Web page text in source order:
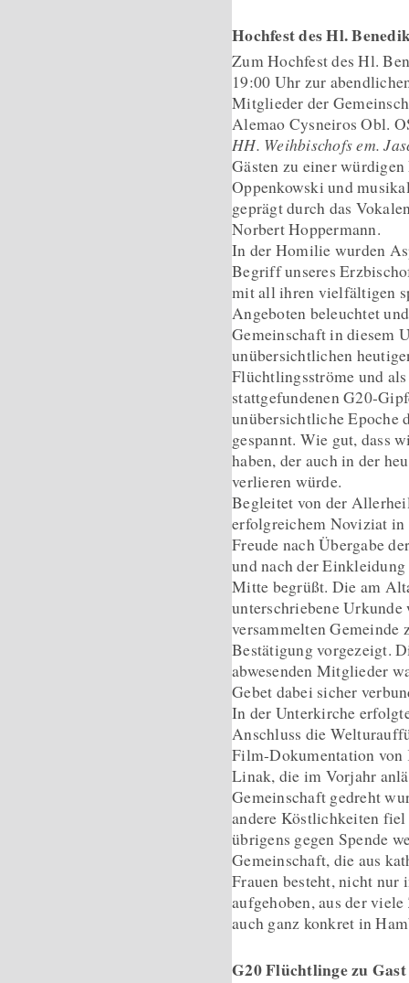
Hochfest des Hl.
Zum Hochfest des Hl.
19:00 Uhr zur
Mitglieder der
Alemao Cysneiros Obl.
HH. Weihbischofs em.
Gästen zu einer
Oppenkowski und
geprägt durch das
Norbert Hoppermann.
In der Homilie wurden
Begriff unseres
mit all ihren vielfältigen
Angeboten beleuchtet
Gemeinschaft in diesem
unübersichtlichen
Flüchtlingsströme und
stattgefundenen G20-
unübersichtliche Epoche
gespannt. Wie gut, dass
haben, der auch in der
verlieren würde.
Begleitet von der
erfolgreichem Noviziat in
Freude nach Übergabe
und nach derEinkleidung
Mitte begrüßt. Die am
unterschriebene Urkunde
versammelten Gemeinde
Bestätigung vorgezeigt.
abwesenden Mitglieder
Gebet dabei sicher
In der Unterkirche
Anschluss die
Film-Dokumentation von
Linak, die im Vorjahr
Gemeinschaft gedreht
andere Köstlichkeiten
übrigens gegen Spende
Gemeinschaft, die aus
Frauen besteht, nicht
aufgehoben, aus der
auch ganz konkret in
G20 Flüchtlinge zu